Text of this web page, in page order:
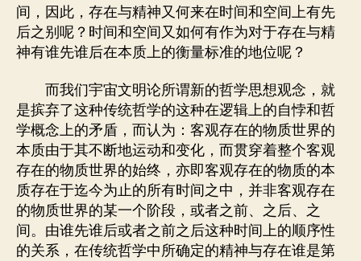
间，因此，存在与精神又何来在时间和空间上有先
后之别呢？时间和空间又如何有作为对于存在与精
神有谁先谁后在本质上的衡量标准的地位呢？
而我们宇宙文明论所谓新的哲学思想观念，就
是摈弃了这种传统哲学的这种在逻辑上的自悖和哲
学概念上的矛盾，而认为：客观存在的物质世界的
本质由于其不断地运动和变化，而贯穿着整个客观
存在的物质世界的始终，亦即客观存在的物质的本
质存在于迄今为止的所有时间之中，并非客观存在
的物质世界的某一个阶段，或者之前、之后、之
间。由谁先谁后或者之前之后这种时间上的顺序性
的关系，在传统哲学中所确定的精神与存在谁是第